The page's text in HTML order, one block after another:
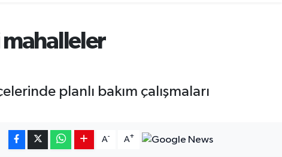
planlı bakım çalışmaları
A- A+